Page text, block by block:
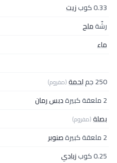
0.33 كوب
زيت
رشّةملح
ماء
250 جم لحمة(مفروم)
2 ملعقة كبيرة
دبس رمان
بصلة(مفروم)
2 ملعقة كبيرة
صنوبر
0.25 كوب
زبادي